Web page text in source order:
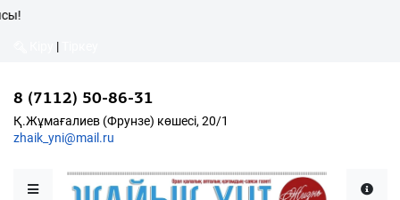
Қалалықтар қаперіне
Қоғам
Қ.Жұмағалиев (Фрунзе)
|
8 (7112) 50-86-31
Қ.Жұмағалиев (Фрунзе) көшесі, 20/1
zhaik_yni@mail.ru